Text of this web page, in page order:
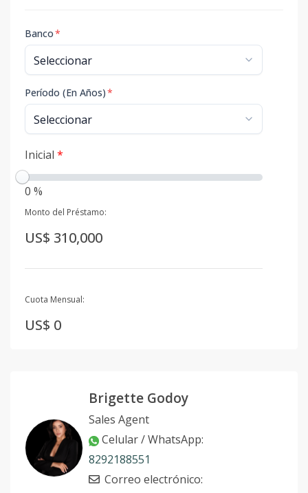
Banco*
Período (En Años)*
Inicial *
0 %
Monto del Préstamo:
US$ 310,000
Cuota Mensual:
US$ 0
Brigette Godoy
Sales Agent
Celular / WhatsApp:
8292188551
Correo electrónico: